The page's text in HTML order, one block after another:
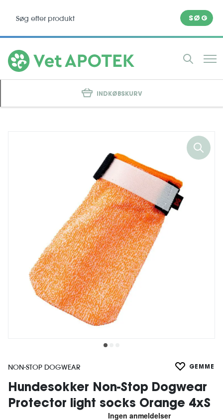
SØG
INDKØBSKURV
NON-STOP DOGWEAR GEMME
Hundesokker Non-Stop Dogwear
Protector light socks Orange 4xS